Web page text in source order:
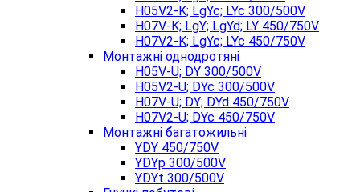
H05V2-K; LgYc; LYc 300/500V
H07V-K; LgY; LgYd; LY 450/750V
H07V2-K; LgYc; LYc 450/750V
Монтажні однодротяні
H05V-U; DY 300/500V
H05V2-U; DYc 300/500V
H07V-U; DY; DYd 450/750V
H07V2-U; DYc 450/750V
Монтажні багатожильні
YDY 450/750V
YDYp 300/500V
YDYt 300/500V